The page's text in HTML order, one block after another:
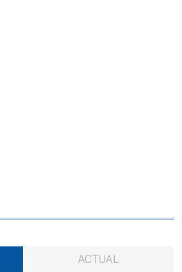
ACTUAL